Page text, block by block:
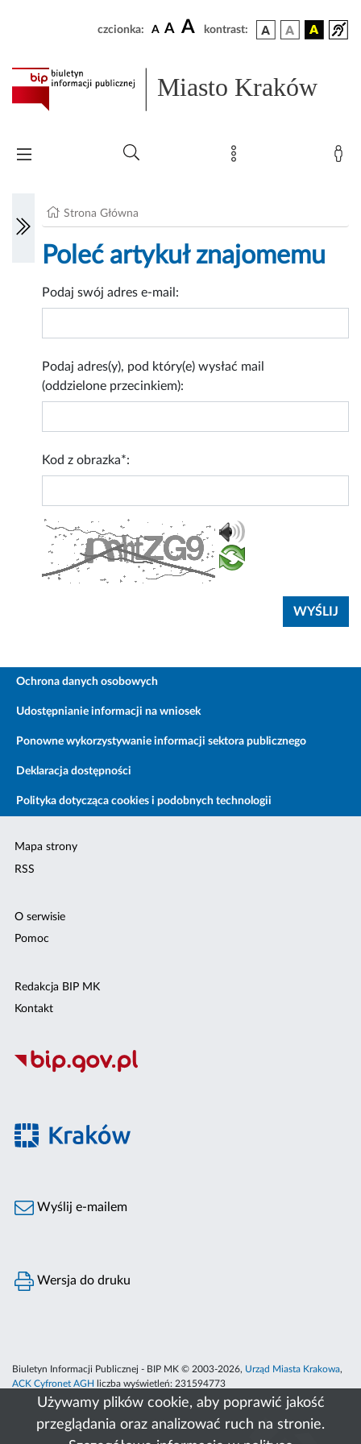
Używamy plików cookie, aby poprawić jakość
przeglądania oraz analizować ruch na stronie.
czcionka: A A A kontrast:
Miasto Kraków
Strona Główna
Poleć artykuł znajomemu
Podaj swój adres e-mail:
Podaj adres(y), pod który(e) wysłać mail
(oddzielone przecinkiem):
Kod z obrazka*:
Ochrona danych osobowych
Udostępnianie informacji na wniosek
Ponowne wykorzystywanie informacji sektora publicznego
Deklaracja dostępności
Polityka dotycząca cookies i podobnych technologii
Mapa strony
RSS
O serwisie
Pomoc
Redakcja BIP MK
Kontakt
Wyślij e-mailem
Wersja do druku
Biuletyn Informacji Publicznej - BIP MK © 2003-2026, Urząd Miasta Krakowa,
ACK Cyfronet AGH
liczba wyświetleń: 231594773